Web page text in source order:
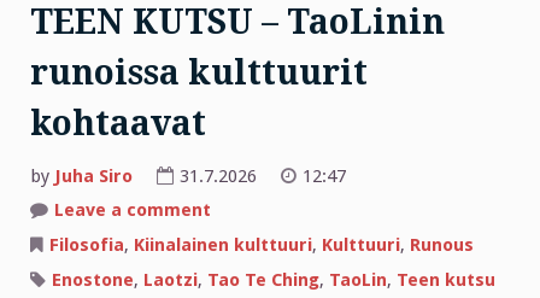
TEEN KUTSU – TaoLinin
runoissa kulttuurit
kohtaavat
by Juha Siro 31.7.2026
12:47
Leave a comment
KUTSU
TaoLinin
Filosofia, Kiinalainen kulttuuri, Kulttuuri, Runous
Enostone, Laotzi, Tao Te Ching, TaoLin, Teen kutsu